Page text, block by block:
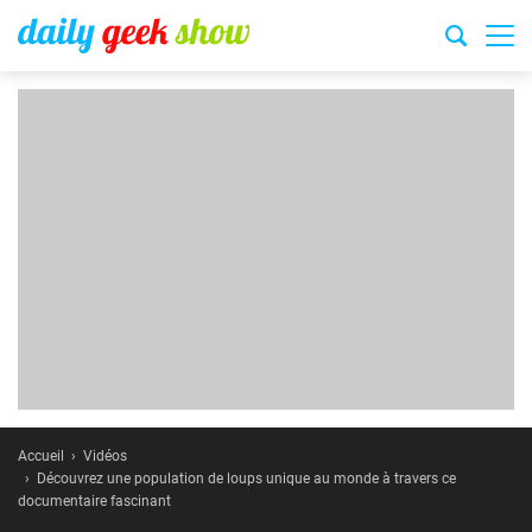
Accueil
Vidéos
Découvrez une population de loups unique au monde à travers ce
documentaire fascinant